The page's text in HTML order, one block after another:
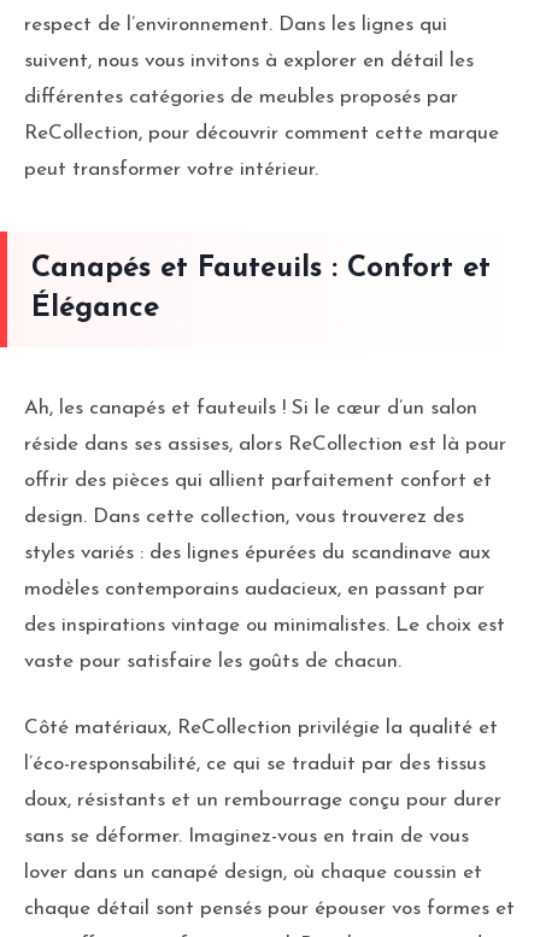
respect de l’environnement. Dans les lignes qui
suivent, nous vous invitons à explorer en détail les
différentes catégories de meubles proposés par
ReCollection, pour découvrir comment cette marque
peut transformer votre intérieur.
Canapés et Fauteuils : Confort et
Élégance
Ah, les canapés et fauteuils ! Si le cœur d’un salon
réside dans ses assises, alors ReCollection est là pour
offrir des pièces qui allient parfaitement confort et
design. Dans cette collection, vous trouverez des
styles variés : des lignes épurées du scandinave aux
modèles contemporains audacieux, en passant par
des inspirations vintage ou minimalistes. Le choix est
vaste pour satisfaire les goûts de chacun.
Côté matériaux, ReCollection privilégie la qualité et
l’éco-responsabilité, ce qui se traduit par des tissus
doux, résistants et un rembourrage conçu pour durer
sans se déformer. Imaginez-vous en train de vous
lover dans un canapé design, où chaque coussin et
chaque détail sont pensés pour épouser vos formes et